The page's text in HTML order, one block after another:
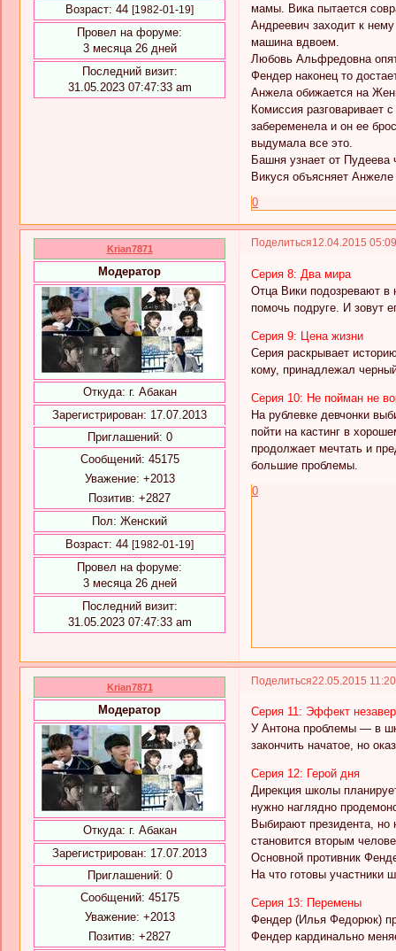
Возраст: 44 [1982-01-19]
Провел на форуме:
3 месяца 26 дней
Последний визит:
31.05.2023 07:47:33 am
мамы. Вика пытается
Андреевич заходит к
машина вдвоем.
Любовь Альфредовна
Фендер наконец то
Анжела обижается на
Комиссия разговаривает
забеременела и он ее
выдумала все это.
Башня узнает от Пудеева
Викуся объясняет
0
Поделиться12.04.2015
Krian7871
Модератор
Откуда: г. Абакан
Зарегистрирован: 17.07.2013
Приглашений: 0
Сообщений: 45175
Уважение: +2013
Позитив: +2827
Пол: Женский
Возраст: 44 [1982-01-19]
Провел на форуме:
3 месяца 26 дней
Последний визит:
31.05.2023 07:47:33 am
Серия 8: Два мира
Отца Вики подозревают в
помочь подруге. И зовут
Серия 9: Цена жизни
Серия раскрывает
кому, принадлежал
Серия 10: Не пойман не
На рублевке девчонки
пойти на кастинг в
продолжает мечтать и
большие проблемы.
0
Поделиться22.05.2015
Krian7871
Модератор
Откуда: г. Абакан
Зарегистрирован: 17.07.2013
Приглашений: 0
Сообщений: 45175
Уважение: +2013
Позитив: +2827
Серия 11: Эффект
У Антона проблемы — в
закончить начатое, но
Серия 12: Герой дня
Дирекция школы
нужно наглядно
Выбирают президента, но
становится вторым
Основной противник
На что готовы участники
Серия 13: Перемены
Фендер (Илья Федорюк)
Фендер кардинально